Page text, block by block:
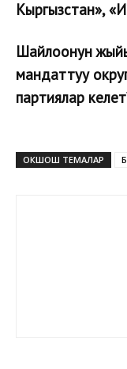
Кыргызстан»,
Шайлоонун
мандаттуу
партиялар
ОКШОШ ТЕМАЛАР